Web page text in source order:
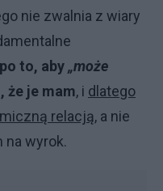
nie zwalnia z wiary
to, aby „może
że je mam, i dlatego
relacją, a nie
wyrok.